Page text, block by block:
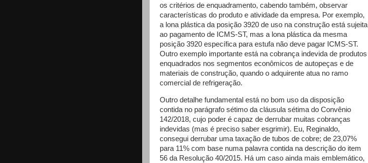
os critérios de enquadramento, cabendo também, observar
características do produto e atividade da empresa. Por exemplo,
a lona plástica da posição 3920 de uso na construção está sujeita
ao pagamento de ICMS-ST, mas a lona plástica da mesma
posição 3920 específica para estufa não deve pagar ICMS-ST.
Outro exemplo importante está na cobrança indevida de produtos
enquadrados nos segmentos econômicos de autopeças e de
materiais de construção, quando o adquirente atua no ramo
comercial de refrigeração.
Outro detalhe fundamental está no bom uso da disposição
contida no parágrafo sétimo da cláusula sétima do Convênio
142/2018, cujo poder é capaz de derrubar muitas cobranças
indevidas (mas é preciso saber esgrimir). Eu, Reginaldo,
consegui derrubar uma taxação de tubos de cobre; de 23,07%
para 11% com base numa palavra contida na descrição do item
56 da Resolução 40/2015. Há um caso ainda mais emblemático,